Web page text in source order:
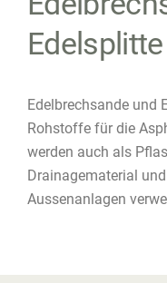
Edelsplitte
Edelbrechsande und
Rohstoffe für die
werden auch als
Drainagematerial
Aussenanlagen